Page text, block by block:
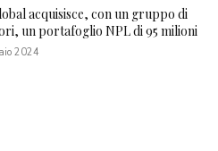
acquisisce, con un gruppo di
un portafoglio NPL di 95 milioni
2024